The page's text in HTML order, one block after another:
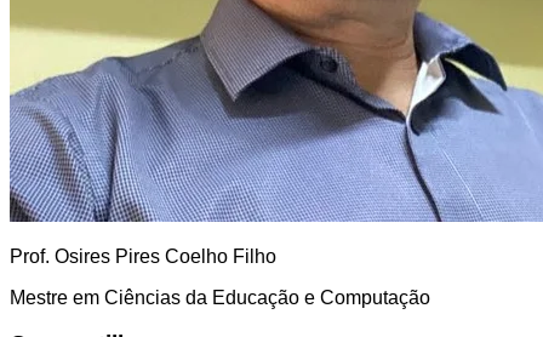
Prof. Osires Pires Coelho Filho
Mestre em Ciências da Educação e Computação